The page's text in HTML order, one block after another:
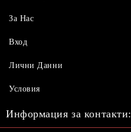
За Нас
Вход
Лични Данни
Условия
Информация за контакти: